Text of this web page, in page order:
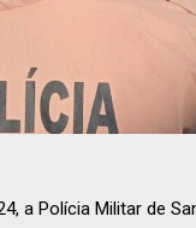
a Polícia Militar de